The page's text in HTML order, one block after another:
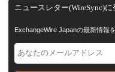
ニュースレター(WireSync)に
ExchangeWire Japanの最新情報